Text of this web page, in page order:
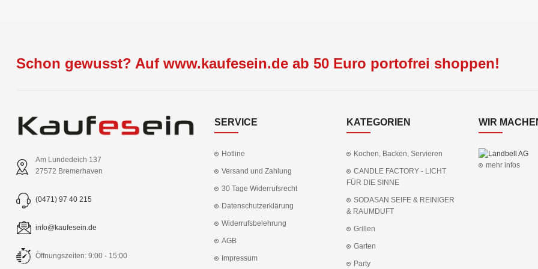
Schon gewusst? Auf www.kaufesein.de ab 50 Euro portofrei shoppen!
Am Lundedeich 137
27572 Bremerhaven
(0471) 97 40 215
info@kaufesein.de
Öffnungszeiten: 9:00 - 15:00
SERVICE
Hotline
Versand und Zahlung
30 Tage Widerrufsrecht
Datenschutzerklärung
Widerrufsbelehrung
AGB
Impressum
KATEGORIEN
Kochen, Backen, Servieren
CANDLE FACTORY - LICHT
FÜR DIE SINNE
SODASAN SEIFE & REINIGER
& RAUMDUFT
Grillen
Garten
Party
WIR
mehr infos